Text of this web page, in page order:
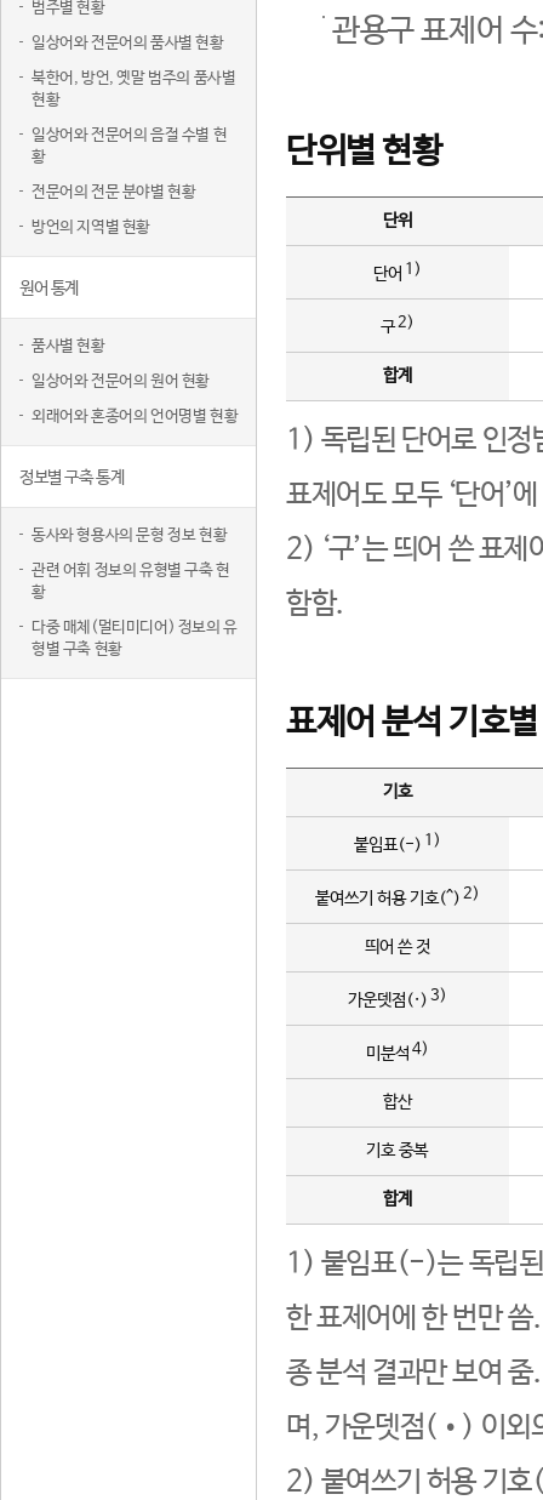
범주별 현황
일상어와 전문어의 품사별 현황
북한어, 방언, 옛말 범주의 품사별
현황
일상어와 전문어의 음절 수별 현
황
전문어의 전문 분야별 현황
방언의 지역별 현황
원어 통계
품사별 현황
일상어와 전문어의 원어 현황
외래어와 혼종어의 언어명별 현황
정보별 구축 통계
동사와 형용사의 문형 정보 현황
관련 어휘 정보의 유형별 구축 현
황
다중 매체(멀티미디어) 정보의 유
형별 구축 현황
관용구 표제어
단위별 현황
단위
단어 1)
구2)
합계
1) 독립된 단어로 인정
표제어도 모두 ‘단어’
2) ‘구’는 띄어 쓴 표
함함.
표제어 분석 기호
기호
붙임표(-) 1)
붙여쓰기 허용 기호(^) 2)
띄어 쓴 것
가운뎃점(·) 3)
미분석 4)
합산
기호 중복
합계
1) 붙임표(-)는 독립된
한 표제어에 한 번만
종 분석 결과만 보여
며, 가운뎃점(•) 이외
2) 붙여쓰기 허용 기호